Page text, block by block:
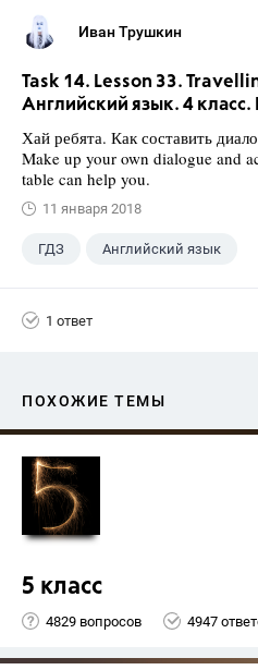
Иван Трушкин
Task 14. Lesson 33.
Английский язык. 4
Хай ребята. Как составить
Make up your own dialogue and
table can help you.
11 января 2018
ГДЗ Английский язык
1 ответ
ПОХОЖИЕ ТЕМЫ
5 класс
4829 вопросов 4947